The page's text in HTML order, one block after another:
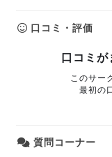
口コミ・評価
口コミが
このサー
最初の
質問コーナー